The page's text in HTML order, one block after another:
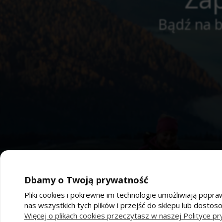
Bądź na
Pomoc
Dbamy o Twoją prywatność
Pliki cookies i pokrewne im technologie umożliwiają
nas wszystkich tych plików i przejść do sklepu lub
Więcej o plikach cookies przeczytasz w naszej Polityce